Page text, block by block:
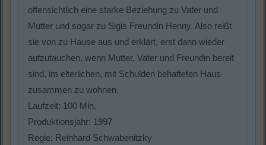
offensichtlich eine starke Beziehung zu Vater und
Mutter und sogar zu Sigis Freundin Henny. Also reißt
sie von zu Hause aus und erklärt, erst dann wieder
aufzutauchen, wenn Mutter, Vater und Freundin bereit
sind, im elterlichen, mit Schulden behafteten Haus
zusammen zu wohnen.
Laufzeit: 100 Min.
Produktionsjahr: 1997
Regie: Reinhard Schwabenitzky